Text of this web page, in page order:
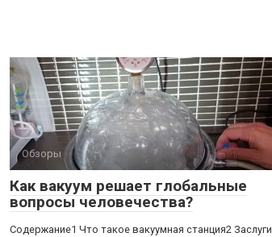
Обзоры
Как вакуум решает глобальные
вопросы человечества?
Содержание1 Что такое вакуумная станция2 Заслуги